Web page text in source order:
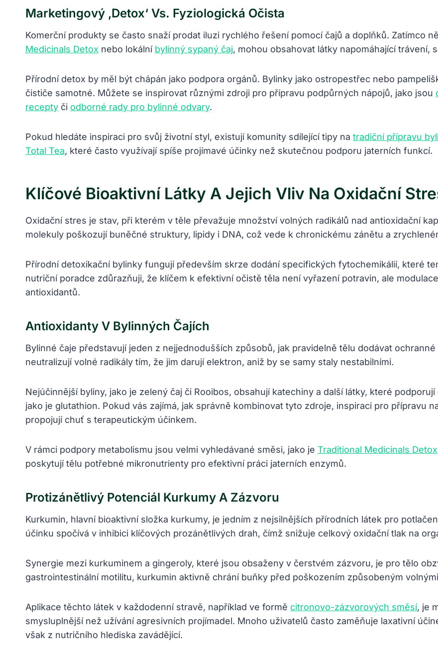
Marketingový ‚detox‘ Vs. Fyziologická Očista
Komerční produkty se často snaží prodat iluzi rychlého řešení pomocí čajů a doplňků. Zatímco
Medicinals Detox nebo lokální bylinný sypaný čaj, mohou obsahovat látky napomáhající trávení,
Přírodní detox by měl být chápán jako podpora orgánů. Bylinky jako ostropestřec nebo
čističe samotné. Můžete se inspirovat různými zdroji pro přípravu podpůrných nápojů, jako jsou
recepty či odborné rady pro bylinné odvary.
Pokud hledáte inspiraci pro svůj životní styl, existují komunity sdílející tipy na tradiční přípravu
Total Tea, které často využívají spíše projímavé účinky než skutečnou podporu jaterních funkcí.
Klíčové Bioaktivní Látky A Jejich Vliv Na Oxidační
Oxidační stres je stav, při kterém v těle převažuje množství volných radikálů nad antioxidační
molekuly poškozují buněčné struktury, lipidy i DNA, což vede k chronickému zánětu a
Přírodní detoxikační bylinky fungují především skrze dodání specifických fytochemikálií, které
nutriční poradce zdůrazňuji, že klíčem k efektivní očistě těla není vyřazení potravin, ale
antioxidantů.
Antioxidanty V Bylinných Čajích
Bylinné čaje představují jeden z nejjednodušších způsobů, jak pravidelně tělu dodávat
neutralizují volné radikály tím, že jim darují elektron, aniž by se samy staly nestabilními.
Nejúčinnější byliny, jako je zelený čaj či Rooibos, obsahují katechiny a další látky, které
jako je glutathion. Pokud vás zajímá, jak správně kombinovat tyto zdroje, inspiraci pro přípravu
propojují chuť s terapeutickým účinkem.
V rámci podpory metabolismu jsou velmi vyhledávané směsi, jako je Traditional Medicinals Detox
poskytují tělu potřebné mikronutrienty pro efektivní práci jaterních enzymů.
Protizánětlivý Potenciál Kurkumy A Zázvoru
Kurkumin, hlavní bioaktivní složka kurkumy, je jedním z nejsilnějších přírodních látek pro
účinku spočívá v inhibici klíčových prozánětlivých drah, čímž snižuje celkový oxidační tlak na
Synergie mezi kurkuminem a gingeroly, které jsou obsaženy v čerstvém zázvoru, je pro tělo
gastrointestinální motilitu, kurkumin aktivně chrání buňky před poškozením způsobeným
Aplikace těchto látek v každodenní stravě, například ve formě citronovo-zázvorových směsí, je
smysluplnější než užívání agresivních projímadel. Mnoho uživatelů často zaměňuje laxativní
však z nutričního hlediska zavádějící.